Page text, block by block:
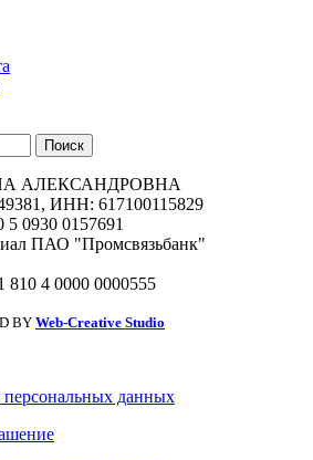
Поиск
АЛЕКСАНДРОВНА
ИНН: 617100115829
5 0930 0157691
ПАО "Промсвязьбанк"
810 4 0000 0000555
BY Web-Creative Studio
персональных данных